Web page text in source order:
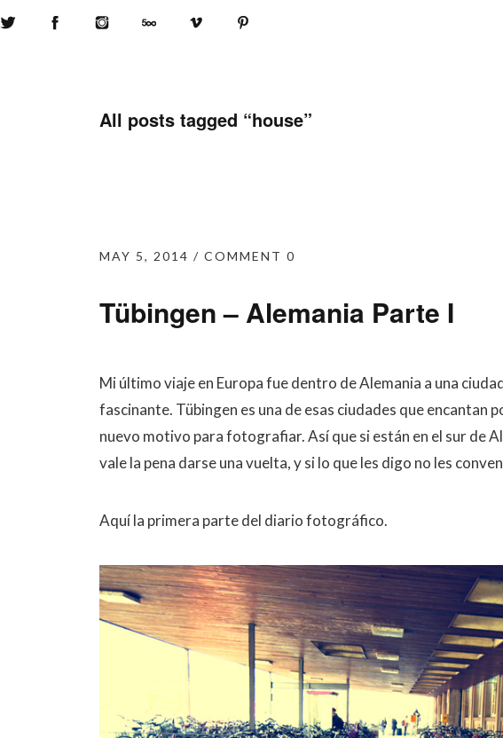
All posts tagged “house”
MAY 5, 2014 COMMENT 0
Tübingen – Alemania Parte I
Mi último viaje en Europa fue dentro de Alemania a una
fascinante. Tübingen es una de esas ciudades que encantan
nuevo motivo para fotografiar. Así que si están en el sur de
vale la pena darse una vuelta, y si lo que les digo no les
Aquí la primera parte del diario fotográfico.